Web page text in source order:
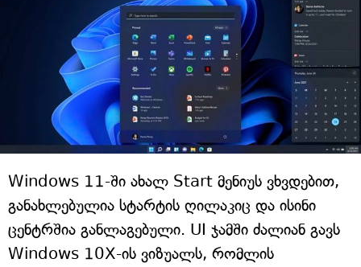
Windows 11-ში ახალ Start მენიუს ვხვდებით,
განახლებულია სტარტის ღილაკიც და ისინი
ცენტრშია განლაგებული. UI ჯამში ძალიან გავს
Windows 10X-ის ვიზუალს, რომლის